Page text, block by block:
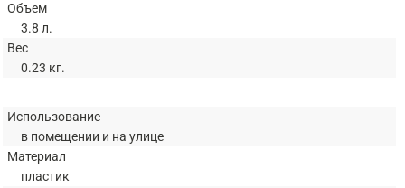
Объем
3.8 л.
Вес
0.23 кг.
Использование
в помещении и на улице
Материал
пластик